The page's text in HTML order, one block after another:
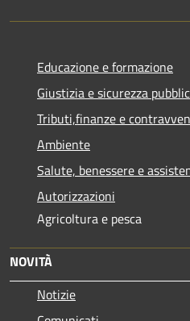
Educazione e formazione
Giustizia e sicurezza
Tributi,finanze e
Ambiente
Salute, benessere e
Autorizzazioni
Agricoltura e pesca
NOVITÀ
Notizie